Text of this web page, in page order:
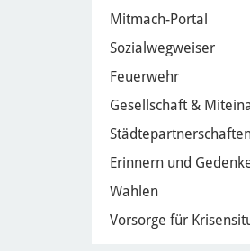
Mitmach-Portal
Sozialwegweiser
Feuerwehr
Gesellschaft &
Erinnern und
Wahlen
Vorsorge für